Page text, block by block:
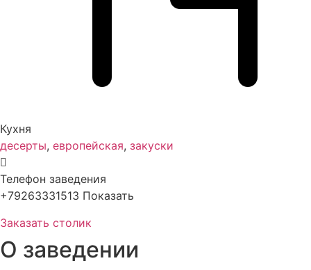
Кухня
десерты, европейская, закуски
Телефон заведения
+79263331513 Показать
Заказать столик
О заведении